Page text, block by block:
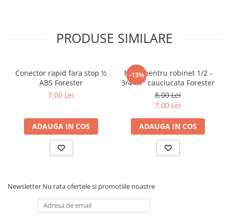
Echipamente pentru protectie
Articole curatenie
Centuri scule si hamuri
Folie pentru protectie mobila
Manusi pentru protectie
Saci pentru menaj
Elemente pentru prindere si fixare
Magneti pentru sudura in unghi
PRODUSE SIMILARE
Conector rapid fara stop ½
ABS Forester
7,00 Lei
ADAUGA IN COS
-13%
Mufa pentru robinet 1/2 -
3/4 - 1" cauciucata Forester
8,00 Lei
7,00 Lei
ADAUGA IN COS
Newsletter Nu rata ofertele si promotiile noastre